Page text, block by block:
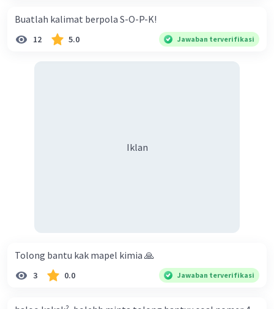
5. "Pemberdayaan Perempuan Melalui Pelatihan
Keterampilan Digital dan Pengembangan Karir"
Buatlah kalimat berpola S-O-P-K!
12 5.0 Jawaban terverifikasi
Iklan
Tolong bantu kak mapel kimia 🙏
3 0.0 Jawaban terverifikasi